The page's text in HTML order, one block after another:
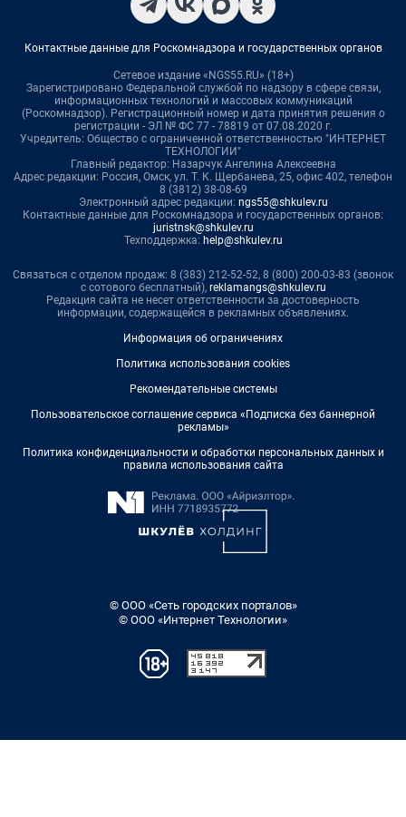
Контактные данные для Роскомнадзора и государственных органов
Сетевое издание «NGS55.RU» (18+)
Зарегистрировано Федеральной службой по надзору в сфере связи,
информационных технологий и массовых коммуникаций
(Роскомнадзор). Регистрационный номер и дата принятия решения о
регистрации - ЭЛ № ФС 77 - 78819 от 07.08.2020 г.
Учредитель: Общество с ограниченной ответственностью "ИНТЕРНЕТ
ТЕХНОЛОГИИ"
Главный редактор: Назарчук Ангелина Алексеевна
Адрес редакции: Россия, Омск, ул. Т. К. Щербанева, 25, офис 402, телефон
8 (3812) 38-08-69
Электронный адрес редакции: ngs55@shkulev.ru
Контактные данные для Роскомнадзора и государственных органов:
juristnsk@shkulev.ru
Техподдержка: help@shkulev.ru
Связаться с отделом продаж: 8 (383) 212-52-52, 8 (800) 200-03-83 (звонок
с сотового бесплатный), reklamangs@shkulev.ru
Редакция сайта не несет ответственности за достоверность
информации, содержащейся в рекламных объявлениях.
Информация об ограничениях
Политика использования cookies
Рекомендательные системы
Пользовательское соглашение сервиса «Подписка без баннерной
рекламы»
Политика конфиденциальности и обработки персональных данных и
правила использования сайта
© ООО «Сеть городских порталов»
© ООО «Интернет Технологии»